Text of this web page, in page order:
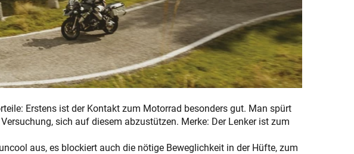
Erstens ist der Kontakt zum Motorrad besonders gut. Man spürt
sich auf diesem abzustützen. Merke: Der Lenker ist zum
aus, es blockiert auch die nötige Beweglichkeit in der Hüfte, zum